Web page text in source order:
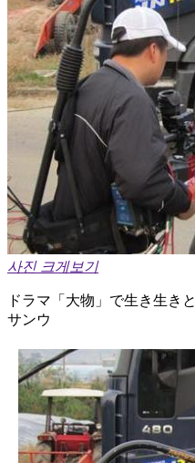
사진 크게보기
ドラマ「大物」で生き生き
サンウ